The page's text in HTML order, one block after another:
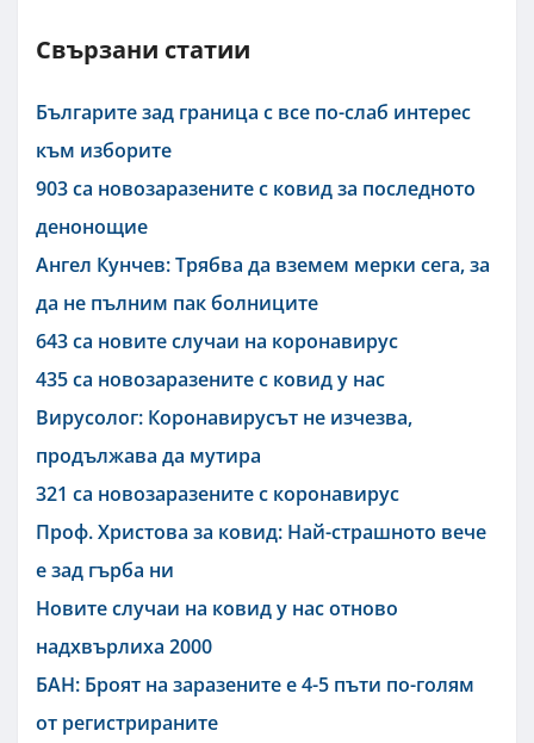
Свързани статии
Българите зад граница с все по-слаб интерес
към изборите
903 са новозаразените с ковид за последното
денонощие
Ангел Кунчев: Трябва да вземем мерки сега, за
да не пълним пак болниците
643 са новите случаи на коронавирус
435 са новозаразените с ковид у нас
Вирусолог: Коронавирусът не изчезва,
продължава да мутира
321 са новозаразените с коронавирус
Проф. Христова за ковид: Най-страшното вече
е зад гърба ни
Новите случаи на ковид у нас отново
надхвърлиха 2000
БАН: Броят на заразените е 4-5 пъти по-голям
от регистрираните